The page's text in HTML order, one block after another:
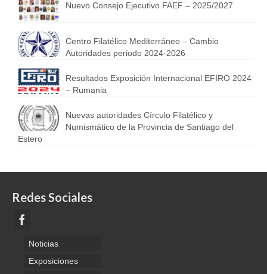
Nuevo Consejo Ejecutivo FAEF – 2025/2027
Centro Filatélico Mediterráneo – Cambio
Autoridades periodo 2024-2026
Resultados Exposición Internacional EFIRO 2024
– Rumania
Nuevas autoridades Círculo Filatélico y
Numismático de la Provincia de Santiago del
Estero
Redes Sociales
Noticias
Exposiciones